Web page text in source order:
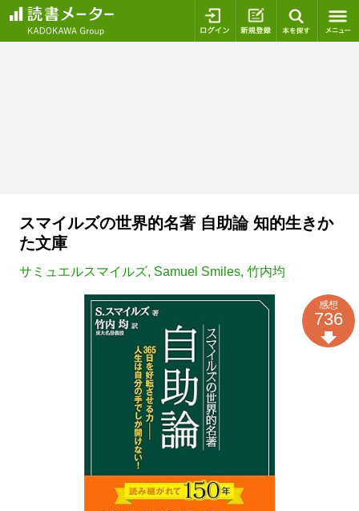
ログイン 新規登録
スマイルズの世界的名著 自助論 知的生きか
た文庫
サミュエルスマイルズ, Samuel Smiles, 竹内均
感想
736